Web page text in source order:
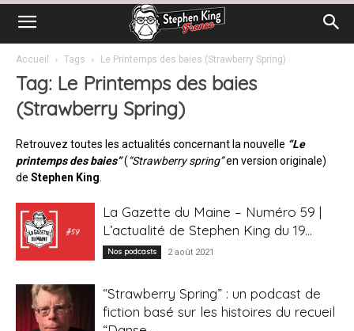
Accueil Tags Le Printemps des baies (Strawberry Spring)
Tag: Le Printemps des baies
(Strawberry Spring)
Retrouvez toutes les actualités concernant la nouvelle “Le
printemps des baies”(“Strawberry spring”en version originale)
de Stephen King
La Gazette du Maine – Numéro 59 |
L’actualité de Stephen King du 19...
Nos podcasts 2 août 2021
“Strawberry Spring” : un podcast de
fiction basé sur les histoires du recueil